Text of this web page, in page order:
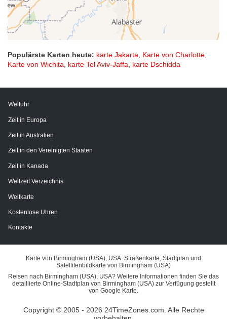
Populärste Karten heute: karte Jakarta, Karte von Charlotte,
Karte von Wichita, karte Tel Aviv-Jaffa, karte Dschidda
Weltuhr
Zeit in Europa
Zeit in Australien
Zeit in den Vereinigten Staaten
Zeit in Kanada
Weltzeit Verzeichnis
Weltkarte
Kostenlose Uhren
Kontakte
Karte von Birmingham (USA), USA. Straßenkarte, Stadtplan und
Satellitenbildkarte von Birmingham (USA)
Reisen nach Birmingham (USA), USA? Weitere Informationen finden Sie das
detaillierte Online-Stadtplan von Birmingham (USA) zur Verfügung gestellt
von Google Karte.
Copyright © 2005 - 2026 24TimeZones.com. Alle Rechte